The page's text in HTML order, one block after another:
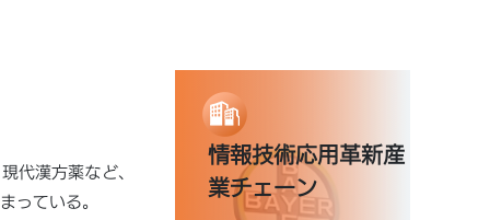
代漢方薬など、
っている。
情報技術応用革新産
業チェーン